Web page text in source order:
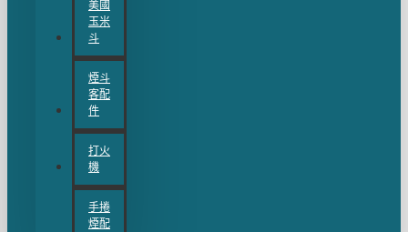
美國
玉米
斗
煙斗
客配
件
打火
機
手捲
煙配